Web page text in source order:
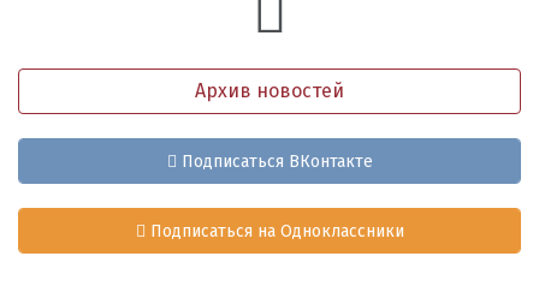
Архив новостей
Подписаться ВКонтакте
Подписаться на Одноклассники